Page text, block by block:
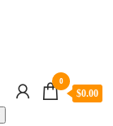
0
$0.00